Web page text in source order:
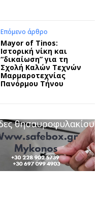
Επόμενο άρθρο
Mayor of Tinos:
Ιστορική νίκη και
“δικαίωση” για τη
Σχολή Καλών Τεχνών
Μαρμαροτεχνίας
Πανόρμου Τήνου